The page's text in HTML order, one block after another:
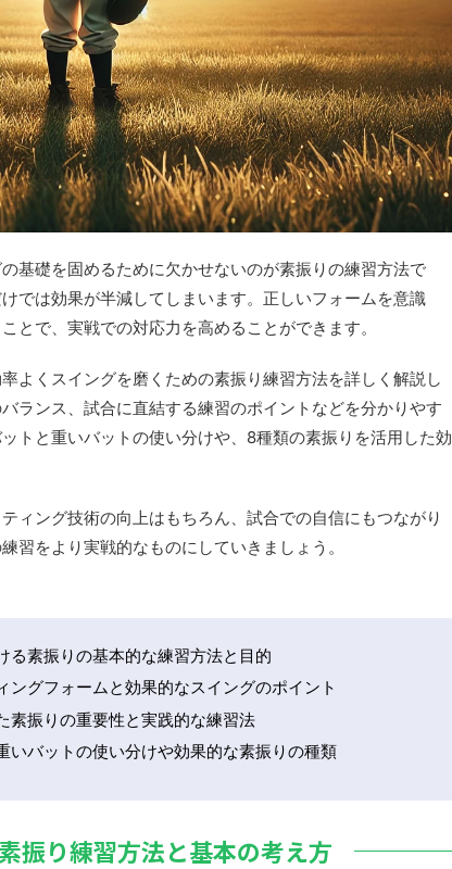
基礎を固めるために欠かせないのが素振りの練習方法で
では効果が半減してしまいます。正しいフォームを意識
とで、実戦での対応力を高めることができます。
よくスイングを磨くための素振り練習方法を詳しく解説し
ランス、試合に直結する練習のポイントなどを分かりやす
トと重いバットの使い分けや、8種類の素振りを活用した効
ィング技術の向上はもちろん、試合での自信にもつながり
習をより実戦的なものにしていきましょう。
る素振りの基本的な練習方法と目的
ングフォームと効果的なスイングのポイント
素振りの重要性と実践的な練習法
いバットの使い分けや効果的な素振りの種類
振り練習方法と基本の考え方